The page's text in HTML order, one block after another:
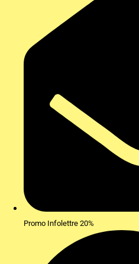
Promo Infolettre 20%